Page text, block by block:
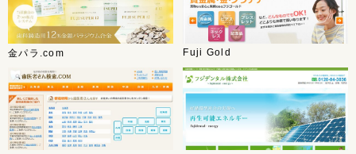
金パラ.com Fuji Gold